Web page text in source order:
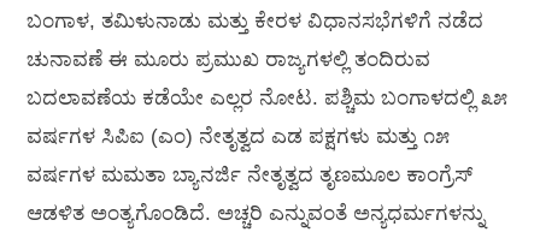
ಬಂಗಾಳ, ತಮಿಳುನಾಡು ಮತ್ತು ಕೇರಳ ವಿಧಾನಸಭೆಗಳಿಗೆ ನಡೆದ
ಚುನಾವಣೆ ಈ ಮೂರು ಪ್ರಮುಖ ರಾಜ್ಯಗಳಲ್ಲಿ ತಂದಿರುವ
ಬದಲಾವಣೆಯ ಕಡೆಯೇ ಎಲ್ಲರ ನೋಟ. ಪಶ್ಚಿಮ ಬಂಗಾಳದಲ್ಲಿ ೩೫
ವರ್ಷಗಳ ಸಿಪಿಐ (ಎಂ) ನೇತೃತ್ವದ ಎಡ ಪಕ್ಷಗಳು ಮತ್ತು ೧೫
ವರ್ಷಗಳ ಮಮತಾ ಬ್ಯಾನರ್ಜಿ ನೇತೃತ್ವದ ತೃಣಮೂಲ ಕಾಂಗ್ರೆಸ್
ಆಡಳಿತ ಅಂತ್ಯಗೊಂಡಿದೆ. ಅಚ್ಚರಿ ಎನ್ನುವಂತೆ ಅನ್ಯಧರ್ಮಗಳನ್ನು